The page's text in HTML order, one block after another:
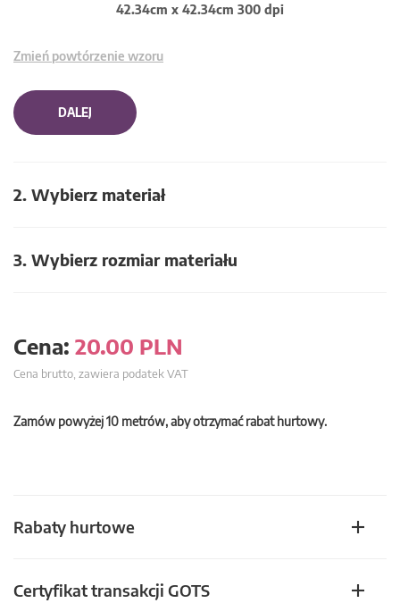
42.34cm x 42.34cm 300 dpi
Zmień powtórzenie wzoru
DALEJ
2. Wybierz materiał
3. Wybierz rozmiar materiału
Cena: 20.00 PLN
Cena brutto, zawiera podatek VAT
Zamów powyżej 10 metrów, aby otrzymać rabat hurtowy.
Rabaty hurtowe
Certyfikat transakcji GOTS